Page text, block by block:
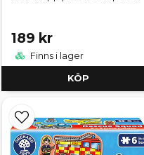
189 kr
Finns i lager
KÖP